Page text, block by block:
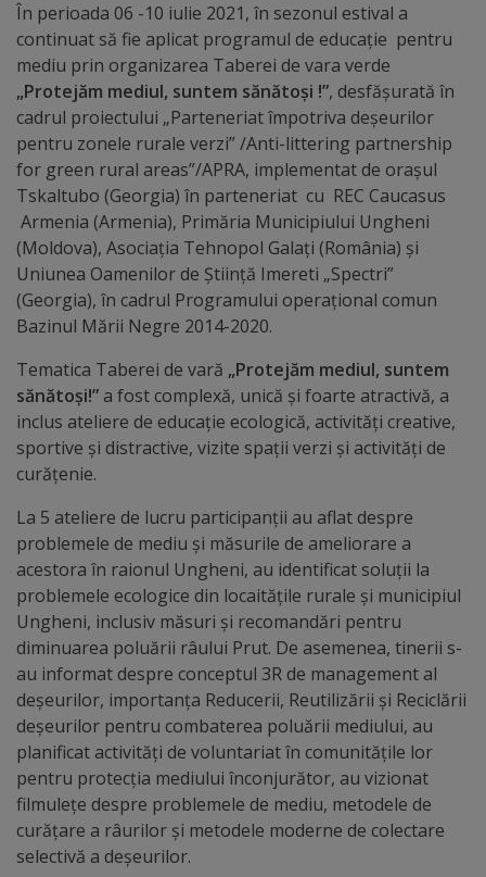
Deținători
ai
titlului
„Merite
pentru
Ungheni”
Diplome
de
Excelență
Ungheniul
turistic
Obiective
turistice
Sculpturi
(harta
sculpturilor)
Monumente
arhitecturale
Personalități
În perioada 06 -10 iulie 2021, în sezonul estival a
continuat să fie aplicat programul de educație pentru
mediu prin organizarea Taberei de vara verde
„Protejăm mediul, suntem sănătoși !”, desfășurată în
cadrul proiectului „Parteneriat împotriva deșeurilor
pentru zonele rurale verzi” /Anti-littering partnership
for green rural areas”/APRA, implementat de orașul
Tskaltubo (Georgia) în parteneriat cu REC Caucasus
Armenia (Armenia), Primăria Municipiului Ungheni
(Moldova), Asociația Tehnopol Galați (România) și
Uniunea Oamenilor de Știință Imereti „Spectri”
(Georgia), în cadrul Programului operațional comun
Bazinul Mării Negre 2014-2020.
Tematica Taberei de vară „Protejăm mediul, suntem
sănătoși!” a fost complexă, unică și foarte atractivă, a
inclus ateliere de educație ecologică, activități creative,
sportive și distractive, vizite spații verzi și activități de
curățenie.
La 5 ateliere de lucru participanții au aflat despre
problemele de mediu și măsurile de ameliorare a
acestora în raionul Ungheni, au identificat soluții la
problemele ecologice din locaitățile rurale și municipiul
Ungheni, inclusiv măsuri și recomandări pentru
diminuarea poluării râului Prut. De asemenea, tinerii s-
au informat despre conceptul 3R de management al
deșeurilor, importanța Reducerii, Reutilizării și Reciclării
deșeurilor pentru combaterea poluării mediului, au
planificat activități de voluntariat în comunitățile lor
pentru protecția mediului înconjurător, au vizionat
filmulețe despre problemele de mediu, metodele de
curățare a râurilor și metodele moderne de colectare
selectivă a deșeurilor.